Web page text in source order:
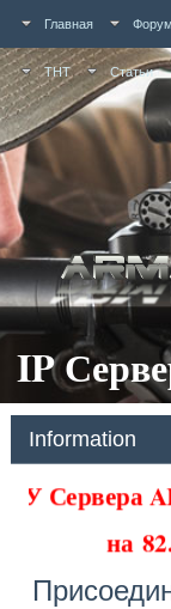
Главная Форум
ТНТ Статьи
IP
Information
У Сервера
на